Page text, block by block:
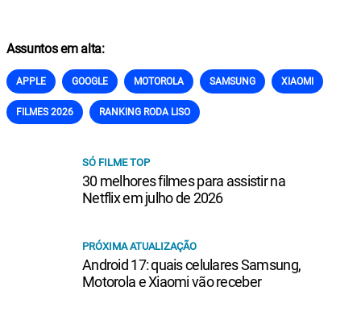
Assuntos em alta:
APPLE GOOGLE MOTOROLA SAMSUNG XIAOMI
FILMES 2026 RANKING RODA LISO
SÓ FILME TOP
30 melhores filmes para assistir na
Netflix em julho de 2026
PRÓXIMA ATUALIZAÇÃO
Android 17: quais celulares Samsung,
Motorola e Xiaomi vão receber